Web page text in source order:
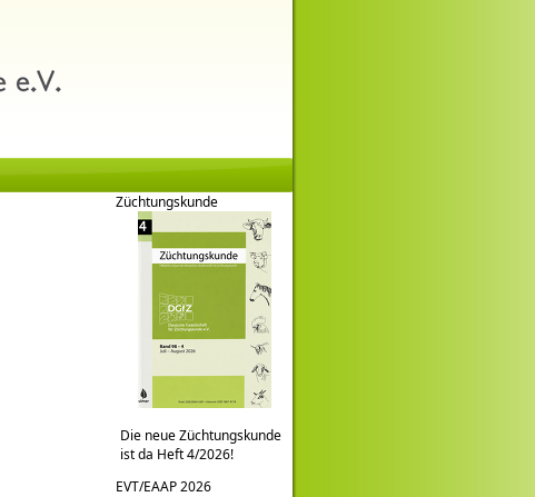
Züchtungskunde
Die neue Züchtungskunde
ist da Heft 4/2026!
EVT/EAAP 2026